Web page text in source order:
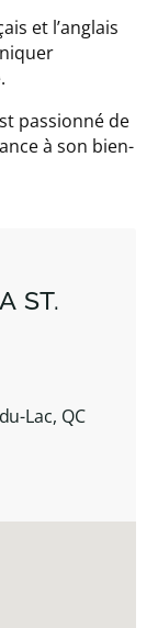
ST.
Lac, QC
et l’anglais
passionné de
à son bien-